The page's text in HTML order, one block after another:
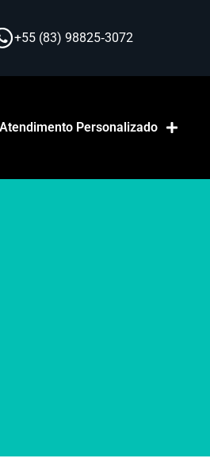
+55 (83) 98825‑3072
Atendimento Personalizado